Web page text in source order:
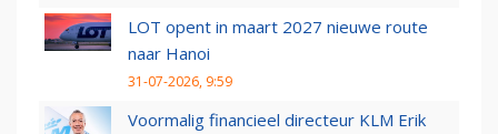
LOT opent in maart 2027 nieuwe route
naar Hanoi
31-07-2026, 9:59
Voormalig financieel directeur KLM Erik